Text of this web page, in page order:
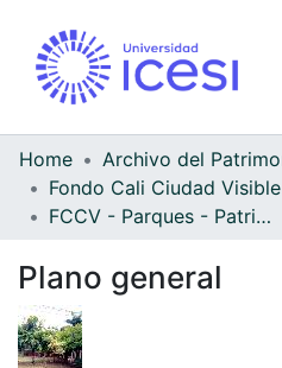
Home
Fondo Cali Ciudad Visible
FCCV - Parques - Patrimonial
Plano general